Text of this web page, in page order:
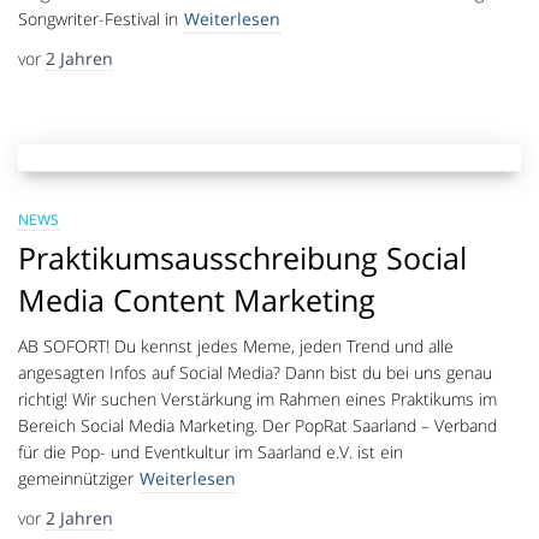
Songwriter-Festival in Weiterlesen
vor 2 Jahren
NEWS
Praktikumsausschreibung Social
Media Content Marketing
AB SOFORT! Du kennst jedes Meme, jeden Trend und alle
angesagten Infos auf Social Media? Dann bist du bei uns genau
richtig! Wir suchen Verstärkung im Rahmen eines Praktikums im
Bereich Social Media Marketing. Der PopRat Saarland – Verband
für die Pop- und Eventkultur im Saarland e.V. ist ein
gemeinnütziger Weiterlesen
vor 2 Jahren